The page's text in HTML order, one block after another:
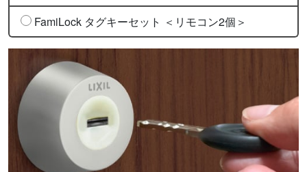
FamiLock タグキーセット ＜リモコン2個＞